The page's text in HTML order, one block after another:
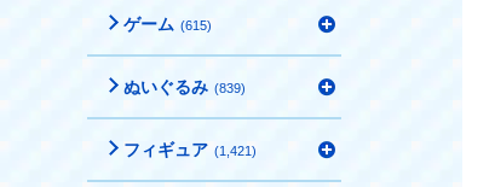
ゲーム (615)
ぬいぐるみ (839)
フィギュア (1,421)